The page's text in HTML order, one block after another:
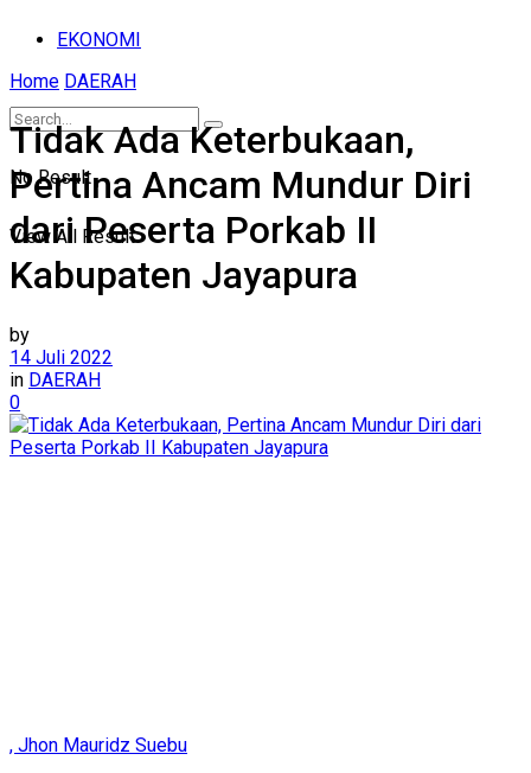
EKONOMI
No Result
View All Result
Home DAERAH
Tidak Ada Keterbukaan,
Pertina Ancam Mundur Diri
dari Peserta Porkab II
Kabupaten Jayapura
by
14 Juli 2022
in DAERAH
0
, Jhon Mauridz Suebu